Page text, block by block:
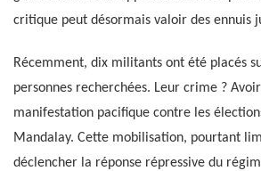
critique peut désormais valoir des ennuis
Récemment, dix militants ont été placés
personnes recherchées. Leur crime ?
manifestation pacifique contre les
Mandalay. Cette mobilisation, pourtant
déclencher la réponse répressive du